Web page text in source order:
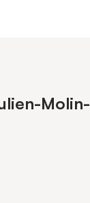
Molin-